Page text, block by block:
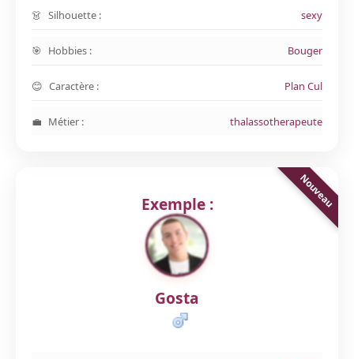
Silhouette : sexy
Hobbies : Bouger
Caractère : Plan Cul
Métier : thalassotherapeute
Exemple :
Gosta